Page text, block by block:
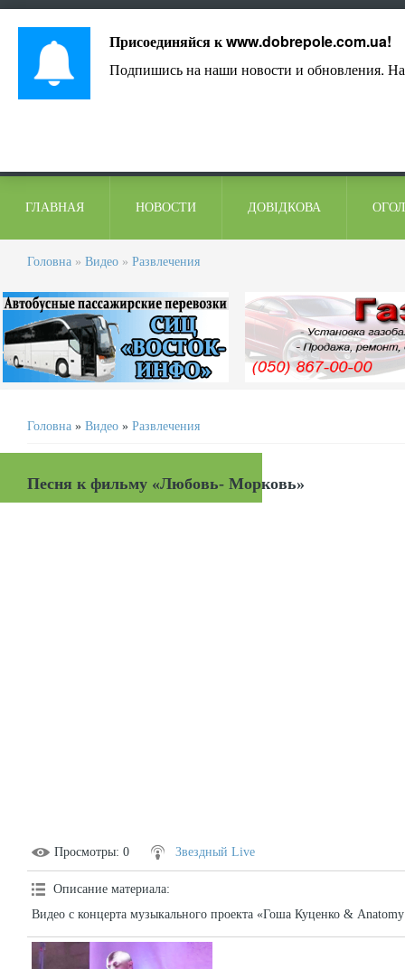
ГЛАВНАЯ НОВОСТИ ДОВІДКОВА
Головна » Видео » Развлечения
Головна » Видео » Развлечения
Песня к фильму «Любовь- Морковь»
Просмотры: 0 Звездный Live
Описание материала:
Видео с концерта музыкального проекта «Гоша Куценко &
Присоединяйся кwww.dobrepole.com.ua!
Подпишись на наши новости и обновления.